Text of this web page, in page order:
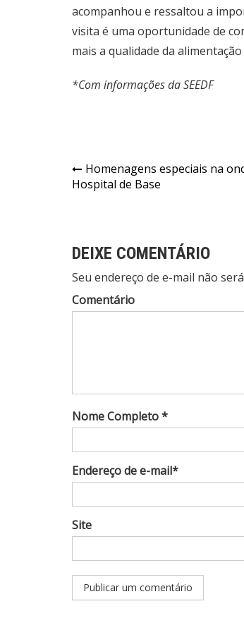
acompanhou e ressaltou a
visita é uma oportunidade de
mais a qualidade da
*Com informações da SEEDF
Navegação
de
Homenagens especiais na
Hospital de Base
DEIXE COMENTÁRIO
Seu endereço de e-mail não
Comentário
Nome Completo *
Endereço de e-mail*
Site